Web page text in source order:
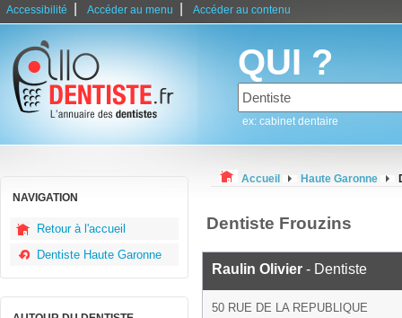
Accessibilité Accéder au menu Accéder au contenu
QUI ?
ex: cabinet dentaire
NAVIGATION
Retour à l'accueil
Dentiste Haute Garonne
Accueil Haute Garonne
Dentiste Frouzins
Raulin Olivier - Dentiste
50 RUE DE LA REPUBLIQUE